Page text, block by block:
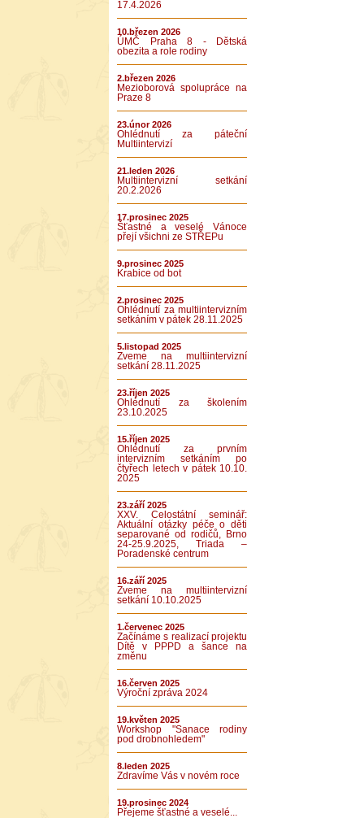
17.4.2026
10.březen 2026
ÚMČ Praha 8 - Dětská
obezita a role rodiny
2.březen 2026
Mezioborová spolupráce na
Praze 8
23.únor 2026
Ohlédnutí za páteční
Multiintervizí
21.leden 2026
Multiintervizní setkání
20.2.2026
17.prosinec 2025
Šťastné a veselé Vánoce
přejí všichni ze STŘEPu
9.prosinec 2025
Krabice od bot
2.prosinec 2025
Ohlédnutí za multiintervizním
setkáním v pátek 28.11.2025
5.listopad 2025
Zveme na multiintervizní
setkání 28.11.2025
23.říjen 2025
Ohlédnutí za školením
23.10.2025
15.říjen 2025
Ohlédnutí za prvním
intervizním setkáním po
čtyřech letech v pátek 10.10.
2025
23.září 2025
XXV. Celostátní seminář:
Aktuální otázky péče o děti
separované od rodičů, Brno
24-25.9.2025, Triada –
Poradenské centrum
16.září 2025
Zveme na multiintervizní
setkání 10.10.2025
1.červenec 2025
Začínáme s realizací projektu
Dítě v PPPD a šance na
změnu
16.červen 2025
Výroční zpráva 2024
19.květen 2025
Workshop "Sanace rodiny
pod drobnohledem"
8.leden 2025
Zdravíme Vás v novém roce
19.prosinec 2024
Přejeme šťastné a veselé...